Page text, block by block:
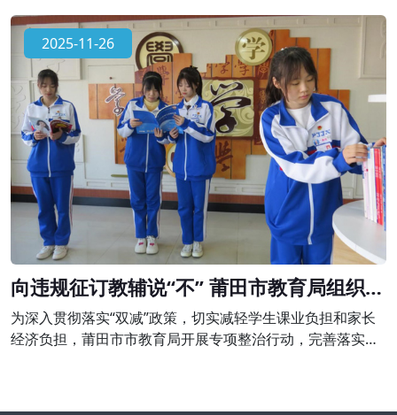
民共和国民办教育促进法》第六十四条、《校外培训行政处
罚暂行办法》第十七条的规定。对金色阳光托管中心作出责
令停止举办学科类培训，并予以警告;退还家长未消课费用
980元并处以2940元的罚款。
2025-11-26
向违规征订教辅说“不” 莆田市教育局组织开
展专项整治行动
为深入贯彻落实“双减”政策，切实减轻学生课业负担和家长
经济负担，莆田市市教育局开展专项整治行动，完善落实进